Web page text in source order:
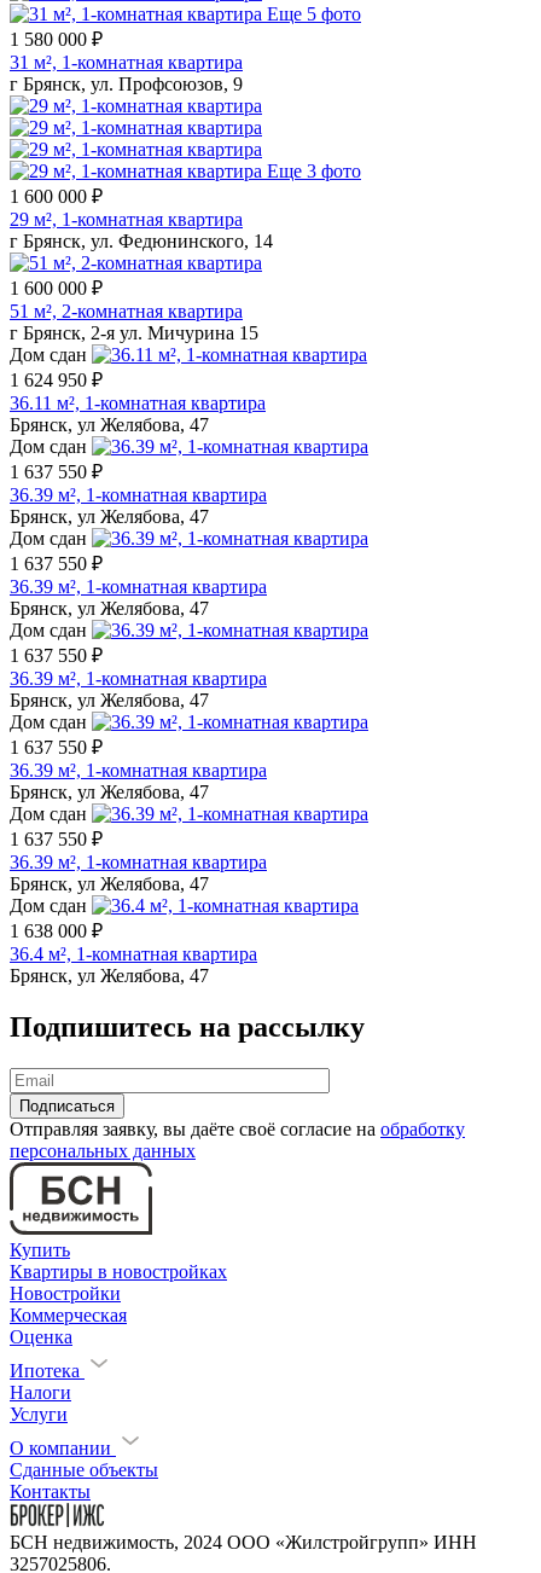
Еще 5 фото
1 580 000 ₽
31 м², 1-комнатная квартира
г Брянск, ул. Профсоюзов, 9
Еще 3 фото
1 600 000 ₽
29 м², 1-комнатная квартира
г Брянск, ул. Федюнинского, 14
1 600 000 ₽
51 м², 2-комнатная квартира
г Брянск, 2-я ул. Мичурина 15
Дом сдан
1 624 950 ₽
36.11 м², 1-комнатная квартира
Брянск, ул Желябова, 47
Дом сдан
1 637 550 ₽
36.39 м², 1-комнатная квартира
Брянск, ул Желябова, 47
Дом сдан
1 637 550 ₽
36.39 м², 1-комнатная квартира
Брянск, ул Желябова, 47
Дом сдан
1 637 550 ₽
36.39 м², 1-комнатная квартира
Брянск, ул Желябова, 47
Дом сдан
1 637 550 ₽
36.39 м², 1-комнатная квартира
Брянск, ул Желябова, 47
Дом сдан
1 637 550 ₽
36.39 м², 1-комнатная квартира
Брянск, ул Желябова, 47
Дом сдан
1 638 000 ₽
36.4 м², 1-комнатная квартира
Брянск, ул Желябова, 47
Подпишитесь на рассылку
Отправляя заявку, вы даёте своё согласие на обработку
персональных данных
Купить
Квартиры в новостройках
Новостройки
Коммерческая
Оценка
Ипотека
Налоги
Услуги
О компании
Сданные объекты
Контакты
БСН недвижимость, 2024 ООО «Жилстройгрупп» ИНН
3257025806.